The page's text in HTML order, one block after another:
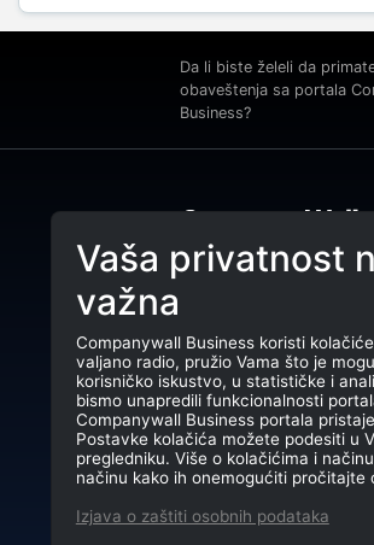
Da li biste želeli da
obaveštenja sa portala
Business?
povezivanjem klijenata.
CompanyWall Business ©
Vaša privatnost
važna
Companywall Business koristi
valjano radio, pružio Vama što je
korisničko iskustvo, u statističke i
bismo unapredili funkcionalnosti
Companywall Business portala
Postavke kolačića možete podesiti u
pregledniku. Više o kolačićima i
načinu kako ih onemogućiti pročitajte
Izjava o zaštiti osobnih podataka